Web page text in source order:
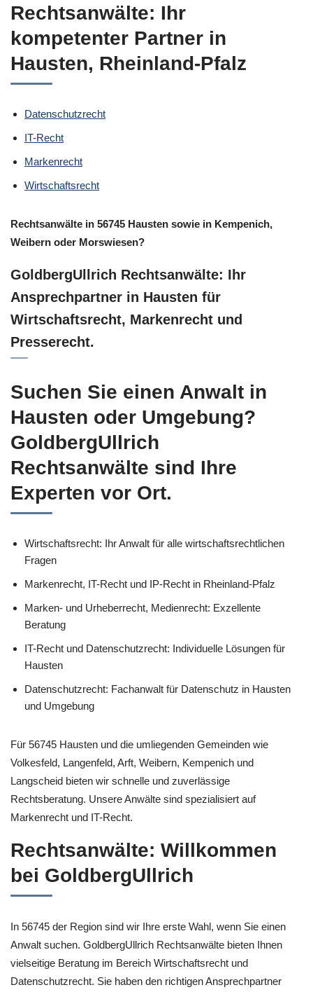
Rechtsanwälte: Ihr
kompetenter Partner in
Hausten, Rheinland-Pfalz
Datenschutzrecht
IT-Recht
Markenrecht
Wirtschaftsrecht
Rechtsanwälte in 56745 Hausten sowie in Kempenich,
Weibern oder Morswiesen?
GoldbergUllrich Rechtsanwälte: Ihr
Ansprechpartner in Hausten für
Wirtschaftsrecht, Markenrecht und
Presserecht.
Suchen Sie einen Anwalt in
Hausten oder Umgebung?
GoldbergUllrich
Rechtsanwälte sind Ihre
Experten vor Ort.
Wirtschaftsrecht: Ihr Anwalt für alle wirtschaftsrechtlichen
Fragen
Markenrecht, IT-Recht und IP-Recht in Rheinland-Pfalz
Marken- und Urheberrecht, Medienrecht: Exzellente
Beratung
IT-Recht und Datenschutzrecht: Individuelle Lösungen für
Hausten
Datenschutzrecht: Fachanwalt für Datenschutz in Hausten
und Umgebung
Für 56745 Hausten und die umliegenden Gemeinden wie
Volkesfeld, Langenfeld, Arft, Weibern, Kempenich und
Langscheid bieten wir schnelle und zuverlässige
Rechtsberatung. Unsere Anwälte sind spezialisiert auf
Markenrecht und IT-Recht.
Rechtsanwälte: Willkommen
bei GoldbergUllrich
In 56745 der Region sind wir Ihre erste Wahl, wenn Sie einen
Anwalt suchen. GoldbergUllrich Rechtsanwälte bieten Ihnen
vielseitige Beratung im Bereich Wirtschaftsrecht und
Datenschutzrecht. Sie haben den richtigen Ansprechpartner